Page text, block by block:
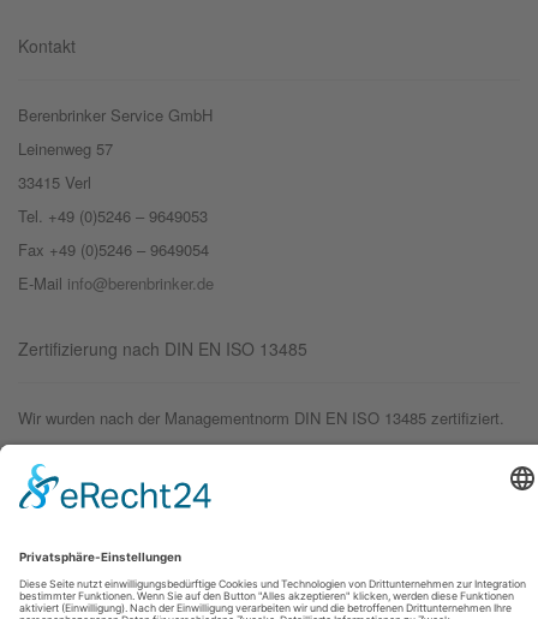
Kontakt
Berenbrinker Service GmbH
Leinenweg 57
33415 Verl
Tel. +49 (0)5246 – 9649053
Fax +49 (0)5246 – 9649054
E-Mail info@berenbrinker.de
Zertifizierung nach DIN EN ISO 13485
Wir wurden nach der Managementnorm DIN EN ISO 13485 zertifiziert.
© 2019 – Berenbrinker Service GmbH
Impressum Datenschutzerklärung Login Logout